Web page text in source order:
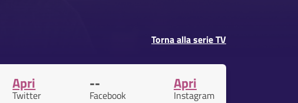
Torna alla serie TV
Apri
Twitter
--
Facebook
Apri
Instagram